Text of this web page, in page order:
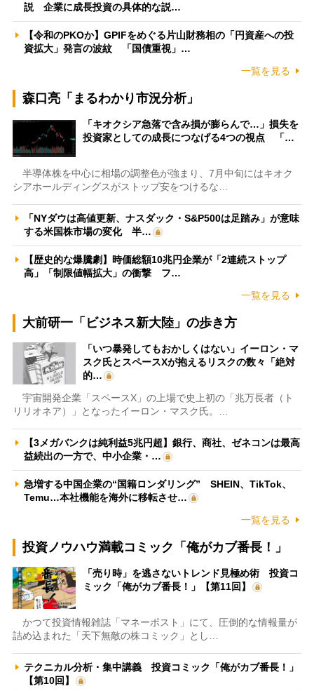
説 企業に成長投資の具体的な説…
【令和のPKOか】GPIFをめぐる片山財務相の「円資産への投
資拡大」発言の波紋 「国債重視」…
一覧を見る
森口亮「まるわかり市況分析」
「キオクシア急落で含み損が膨らんで…」損失を
投資家としての成長につなげる4つの視点 「…
半導体株を中心に相場の調整色が強まり、7月中旬にはキオク
シアホールディングスがストップ安をつけるな…
「NYダウは高値更新、ナスダック・S&P500は足踏み」が意味
する米国株市場の変化 半…
【歴史的な爆騰劇】時価総額10兆円企業が「2連続ストップ
高」「制限値幅拡大」の衝撃 フ…
一覧を見る
大前研一「ビジネス新大陸」の歩き方
「いつ暴発してもおかしくはない」イーロン・マ
スク氏とスペースXが抱えるリスクの数々「絶対
的…
宇宙開発企業「スペースX」の上場で史上初の「兆万長者（ト
リリオネア）」となったイーロン・マスク氏。…
【3メガバンクは純利益5兆円超】銀行、商社、ゼネコンは最高
益続出の一方で、中小企業・…
急増する中国企業の“国籍ロンダリング” SHEIN、TikTok、
Temu…本社機能を海外に移転させ…
一覧を見る
投資ノウハウ満載コミック「俺がカブ番長！」
「売り時」を逃さないトレンド見極め術 投資コ
ミック「俺がカブ番長！」【第11回】
かつて投資情報雑誌「マネーポスト」にて、圧倒的な情報量が
詰め込まれた「天下無敵の株コミック」とし…
テクニカル分析・集中講義 投資コミック「俺がカブ番長！」
【第10回】